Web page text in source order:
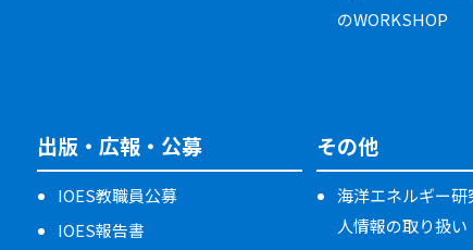
のWORKSHOP
出版・広報・公募
IOES教職員公募
IOES報告書
その他
海洋エネルギー
人情報の取り扱い